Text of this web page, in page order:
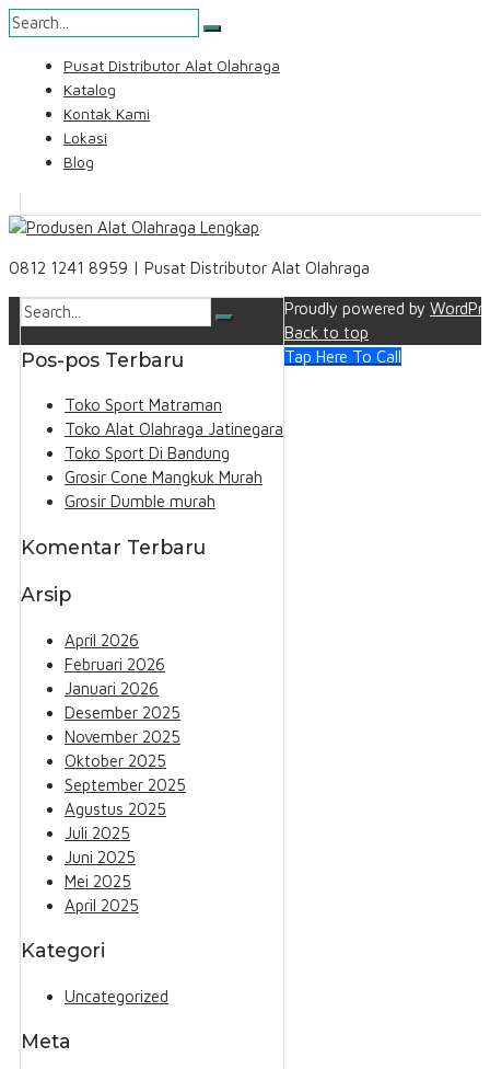
content
Pusat Distributor Alat Olahraga
Katalog
Kontak Kami
Lokasi
Blog
0812 1241 8959 | Pusat Distributor Alat Olahraga
Pos-pos Terbaru
Toko Sport Matraman
Toko Alat Olahraga Jatinegara
Toko Sport Di Bandung
Grosir Cone Mangkuk Murah
Grosir Dumble murah
Komentar Terbaru
Arsip
April 2026
Februari 2026
Januari 2026
Desember 2025
November 2025
Oktober 2025
September 2025
Agustus 2025
Juli 2025
Juni 2025
Mei 2025
April 2025
Kategori
Uncategorized
Meta
Proudly powered by
Back to top
Tap Here To Call